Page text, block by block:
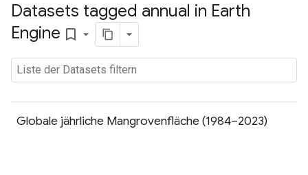
Datasets tagged annual in Earth
Engine bookmark_border
Globale jährliche Mangrovenfläche (1984–2023)